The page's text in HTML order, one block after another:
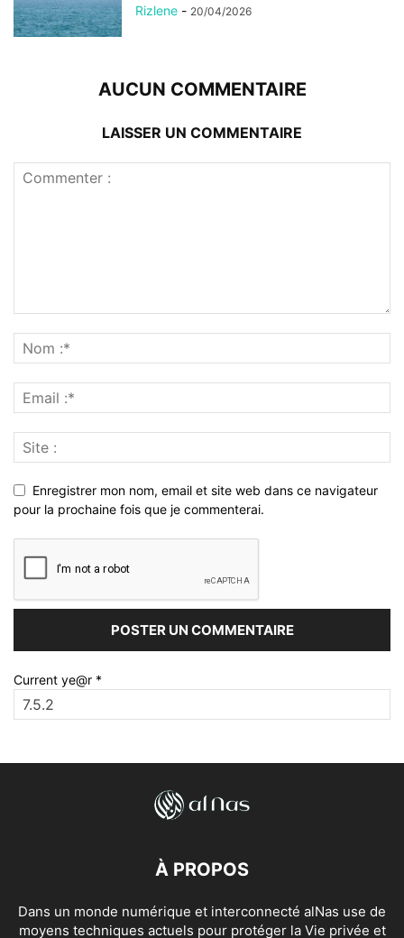
Rizlene - 20/04/2026
AUCUN COMMENTAIRE
LAISSER UN COMMENTAIRE
Enregistrer mon nom, email et site web dans ce navigateur
pour la prochaine fois que je commenterai.
Current ye@r *
À PROPOS
Dans un monde numérique et interconnecté alNas use de
moyens techniques actuels pour protéger la Vie privée et